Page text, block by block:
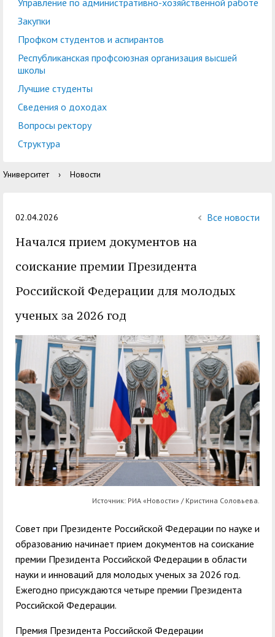
Международная
деятельность
Управление по
административно-
Закупки
Республиканская
организация высшей
Центр тестирования
иностранных граждан
по русскому языку
Центр развития
компетенций
Центр русского языка
обучающихся ГАГУ
Образовательный
Информация о
отпуска обучающимся
Управление по административно-хозяйственной работе
Закупки
Профком студентов и аспирантов
Республиканская профсоюзная организация высшей
школы
Лучшие студенты
Сведения о доходах
Вопросы ректору
Структура
Университет › Новости
02.04.2026 Все новости
Начался прием документов на
соискание премии Президента
Российской Федерации для молодых
ученых за 2026 год
Источник: РИА «Новости» / Кристина Соловьева.
Совет при Президенте Российской Федерации по науке и
образованию начинает прием документов на соискание
премии Президента Российской Федерации в области
науки и инноваций для молодых ученых за 2026 год.
Ежегодно присуждаются четыре премии Президента
Российской Федерации.
Премия Президента Российской Федерации